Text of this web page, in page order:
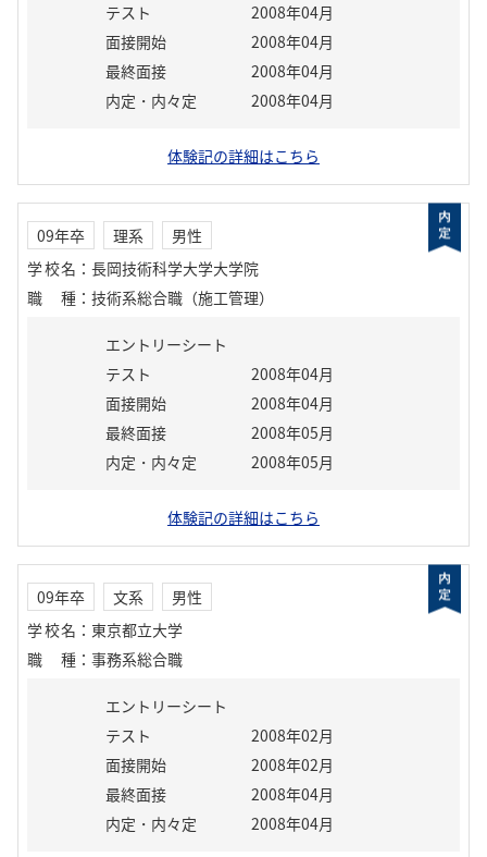
テスト
2008年04月
面接開始
2008年04月
最終面接
2008年04月
内定・内々定
2008年04月
体験記の詳細はこちら
09年卒 理系
男性
学校名 ： 長岡技術科学大学大学院
職種 ： 技術系総合職（施工管理）
エントリーシート
テスト
2008年04月
面接開始
2008年04月
最終面接
2008年05月
内定・内々定
2008年05月
体験記の詳細はこちら
09年卒 文系
男性
学校名 ： 東京都立大学
職種 ： 事務系総合職
エントリーシート
テスト
2008年02月
面接開始
2008年02月
最終面接
2008年04月
内定・内々定
2008年04月